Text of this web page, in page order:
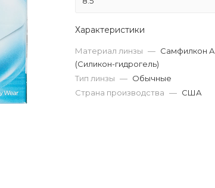
-11.00
-10.50
-10.00
Характеристики
Материал линзы — Самфилкон А
(Силикон-гидрогель)
Тип линзы — Обычные
Страна производства — США